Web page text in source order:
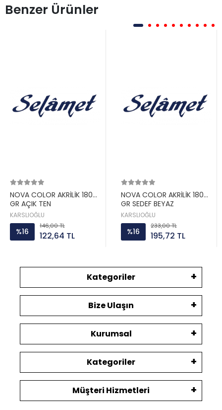
Benzer Ürünler
NOVA COLOR AKRİLİK 180
GR AÇIK TEN
KARSLIOĞLU
%16
146,00 TL
122,64 TL
NOVA COLOR AKRİLİK 180
GR SEDEF BEYAZ
KARSLIOĞLU
%16
233,00 TL
195,72 TL
Kategoriler
Bize Ulaşın
Kurumsal
Kategoriler
Müşteri Hizmetleri